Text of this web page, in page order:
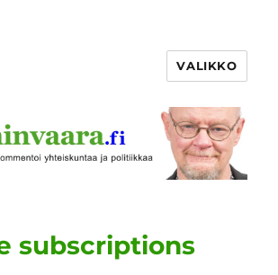
VALIKKO
subscriptions